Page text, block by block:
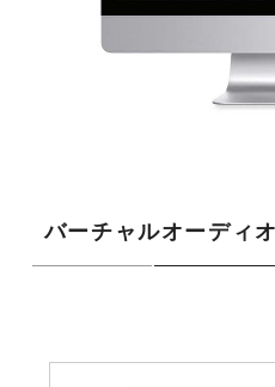
バーチャルオーディ